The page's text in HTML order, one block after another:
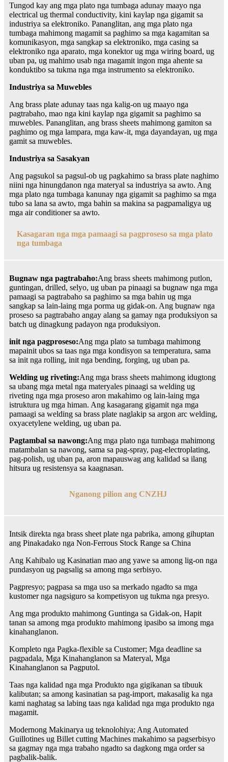
Tungod kay ang mga plato nga tumbaga adunay maayo nga
electrical ug thermal conductivity, kini kaylap nga gigamit sa
industriya sa elektroniko. Pananglitan, ang mga plato nga
tumbaga mahimong magamit sa paghimo sa mga kagamitan sa
komunikasyon, mga sangkap sa elektroniko, mga casing sa
elektroniko nga aparato, mga konektor ug mga wiring board, ug
uban pa, ug mahimo usab nga magamit ingon mga ahente sa
konduktibo sa tukma nga mga instrumento sa elektroniko.
Industriya sa Muwebles
Ang brass plate adunay taas nga kalig-on ug maayo nga
pagtrabaho, mao nga kini kaylap nga gigamit sa paghimo sa
muwebles. Pananglitan, ang brass sheets mahimong gamiton sa
paghimo og mga lampara, mga kaw-it, mga dayandayan, ug mga
gamit sa muwebles.
Industriya sa Sasakyan
Ang pagsukol sa pagsul-ob ug pagkahimo sa brass plate naghimo
niini nga hinungdanon nga materyal sa industriya sa awto. Ang
mga plato nga tumbaga kanunay nga gigamit sa paghimo sa mga
tubo sa lana sa awto, mga bahin sa makina sa pagpamaligya ug
mga air conditioner sa awto.
Kasagaran nga mga pamaagi sa pagproseso sa mga plato
nga tumbaga
Bugnaw nga pagtrabaho:Ang brass sheets mahimong putlon,
guntingan, drilled, selyo, ug uban pa pinaagi sa bugnaw nga mga
pamaagi sa pagtrabaho sa paghimo sa mga bahin ug mga
sangkap sa lain-laing mga porma ug gidak-on. Ang bugnaw nga
proseso sa pagtrabaho angay alang sa gamay nga produksiyon sa
batch ug dinagkung padayon nga produksiyon.
init nga pagproseso:Ang mga plato sa tumbaga mahimong
mapainit ubos sa taas nga mga kondisyon sa temperatura, sama
sa init nga rolling, init nga bending, forging, ug uban pa.
Welding ug riveting:Ang mga brass sheets mahimong idugtong
sa ubang mga metal nga materyales pinaagi sa welding ug
riveting nga mga proseso aron makahimo og lain-laing mga
istruktura ug mga himan. Ang kasagarang gigamit nga mga
pamaagi sa welding sa brass plate naglakip sa argon arc welding,
oxyacetylene welding, ug uban pa.
Pagtambal sa nawong:Ang mga plato nga tumbaga mahimong
matambalan sa nawong, sama sa pag-spray, pag-electroplating,
pag-polish, ug uban pa, aron mapauswag ang kalidad sa ilang
hitsura ug resistensya sa kaagnasan.
Nganong pilion ang CNZHJ
Intsik direkta nga brass sheet plate nga pabrika, among gihuptan
ang Pinakadako nga Non-Ferrous Stock Range sa China
Ang Kahibalo ug Kasinatian mao ang yawe sa among lig-on nga
pundasyon ug pagsalig sa among mga serbisyo.
Pagpresyo; pagpasa sa mga uso sa merkado ngadto sa mga
kustomer nga nagsiguro sa kompetisyon ug tukma nga presyo.
Ang mga produkto mahimong Guntinga sa Gidak-on, Hapit
tanan sa among mga produkto mahimong ipasibo sa imong mga
kinahanglanon.
Kompleto nga Pagka-flexible sa Customer; Mga deadline sa
pagpadala, Mga Kinahanglanon sa Materyal, Mga
Kinahanglanon sa Pagputol.
Taas nga kalidad nga mga Produkto nga gigikanan sa tibuuk
kalibutan; sa among kasinatian sa pag-import, makasalig ka nga
kami naghatag sa labing taas nga kalidad nga mga produkto nga
magamit.
Modernong Makinarya ug teknolohiya; Ang Automated
Guillotines ug Billet cutting Machines makahimo sa pagserbisyo
sa gagmay nga mga trabaho ngadto sa dagkong mga order sa
pagbalik-balik.